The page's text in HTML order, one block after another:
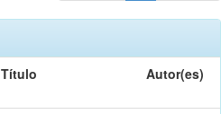
Título Autor(es)